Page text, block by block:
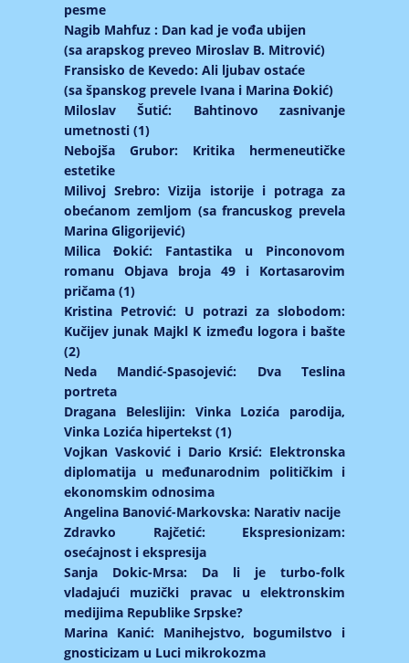
pesme
Nagib Mahfuz : Dan kad je vođa ubijen
(sa arapskog preveo Miroslav B. Mitrović)
Fransisko de Kevedo: Ali ljubav ostaće
(sa španskog prevele Ivana i Marina Đokić)
Miloslav Šutić: Bahtinovo zasnivanje
umetnosti (1)
Nebojša Grubor: Kritika hermeneutičke
estetike
Milivoj Srebro: Vizija istorije i potraga za
obećanom zemljom (sa francuskog prevela
Marina Gligorijević)
Milica Đokić: Fantastika u Pinconovom
romanu Objava broja 49 i Kortasarovim
pričama (1)
Kristina Petrović: U potrazi za slobodom:
Kučijev junak Majkl K između logora i bašte
(2)
Neda Mandić-Spasojević: Dva Teslina
portreta
Dragana Beleslijin: Vinka Lozića parodija,
Vinka Lozića hipertekst (1)
Vojkan Vasković i Dario Krsić: Elektronska
diplomatija u međunarodnim političkim i
ekonomskim odnosima
Angelina Banović-Markovska: Narativ nacije
Zdravko Rajčetić: Ekspresionizam:
osećajnost i ekspresija
Sanja Dokic-Mrsa: Da li je turbo-folk
vladajući muzički pravac u elektronskim
medijima Republike Srpske?
Marina Kanić: Manihejstvo, bogumilstvo i
gnosticizam u Luci mikrokozma